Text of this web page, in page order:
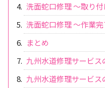
洗面蛇口修理 ～取り
洗面蛇口修理 ～作業
まとめ
九州水道修理サービ
九州水道修理サービ